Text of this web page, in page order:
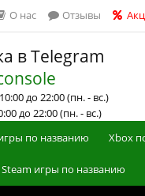
О нас Отзывы
в Telegram
до 22:00 (пн. - вс.)
до 22:00 (пн. - вс.)
по названию Xbox
Steam игры по названию